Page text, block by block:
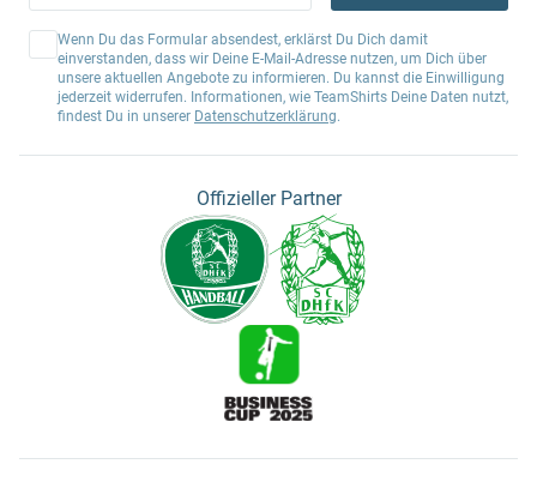
Wenn Du das Formular absendest, erklärst Du Dich damit
einverstanden, dass wir Deine E-Mail-Adresse nutzen, um Dich über
unsere aktuellen Angebote zu informieren. Du kannst die Einwilligung
jederzeit widerrufen. Informationen, wie TeamShirts Deine Daten nutzt,
findest Du in unserer Datenschutzerklärung.
Offizieller Partner